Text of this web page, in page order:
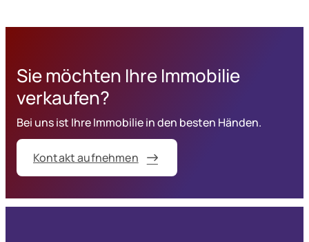
Sie möchten Ihre Immobilie
verkaufen?
Bei uns ist Ihre Immobilie in den besten Händen.
Kontakt aufnehmen